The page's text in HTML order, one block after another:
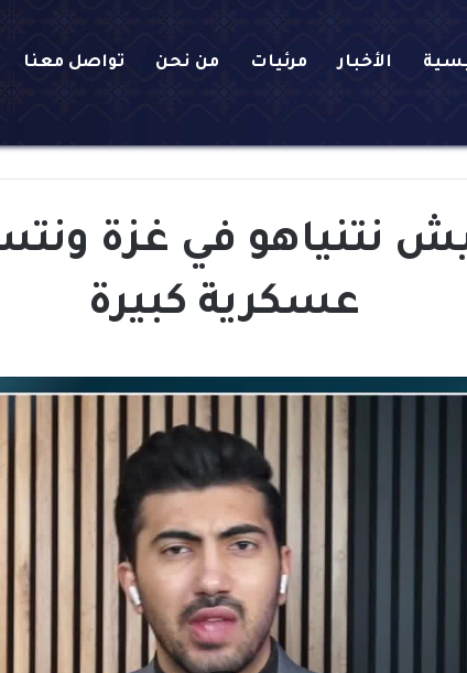
الأخبار مرئيات من نحن تواصل معنا
نتنياهو في غزة
عسكرية كبيرة